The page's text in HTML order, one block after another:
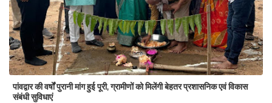
पांवद्वार की वर्षों पुरानी मांग हुई पूरी, ग्रामीणों को मिलेंगी बेहतर प्रशासनिक एवं विकास
संबंधी सुविधाएं